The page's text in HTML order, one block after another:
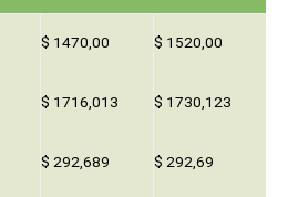
$ 1470,00 $ 1520,00
$ 1716,013 $ 1730,123
$ 292,689 $ 292,69